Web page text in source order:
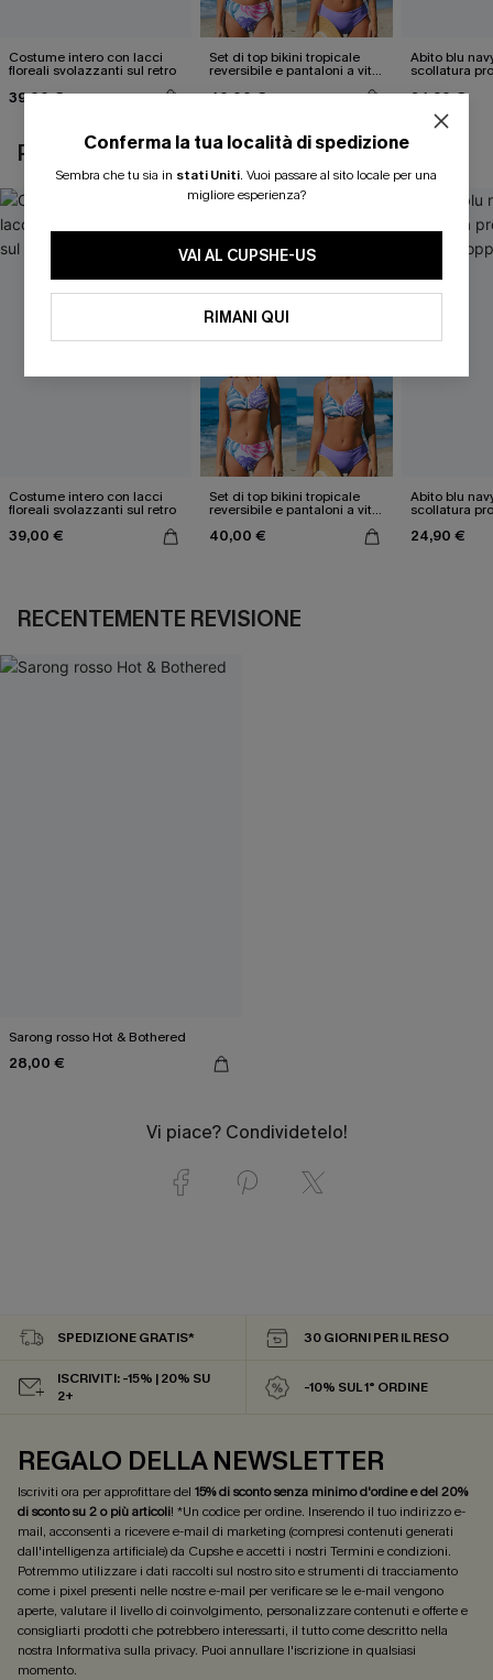
Costume intero con lacci
floreali svolazzanti sul retro
39,00 €
Set di top bikini tropicale
reversibile e pantaloni a vita
40,00 €
Abito blu
scollatura
24,90 €
POTREBBE INTERESSARTI ANCHE
Costume intero con lacci
floreali svolazzanti sul retro
39,00 €
Set di top bikini tropicale
reversibile e pantaloni a vita
40,00 €
Abito blu
scollatura
24,90 €
RECENTEMENTE REVISIONE
Sarong rosso Hot & Bothered
28,00 €
Vi piace? Condividetelo!
Conferma la tua località di spedizione
Sembra che tu sia in stati Uniti. Vuoi passare al sito locale per una
migliore esperienza?
VAI AL CUPSHE-US
RIMANI QUI
SPEDIZIONE GRATIS* 30 GIORNI PER IL RESO
ISCRIVITI: -15% | 20% SU
2+
-10% SUL 1° ORDINE
REGALO DELLA NEWSLETTER
Iscriviti ora per approfittare del 15% di sconto senza minimo d'ordine e del 20%
di sconto su 2 o più articoli! *Un codice per ordine. Inserendo il tuo indirizzo e-
mail, acconsenti a ricevere e-mail di marketing (compresi contenuti generati
dall'intelligenza artificiale) da Cupshe e accetti i nostri Termini e condizioni.
Potremmo utilizzare i dati raccolti sul nostro sito e strumenti di tracciamento
come i pixel presenti nelle nostre e-mail per verificare se le e-mail vengono
aperte, valutare il livello di coinvolgimento, personalizzare contenuti e offerte e
consigliarti prodotti che potrebbero interessarti, il tutto come descritto nella
nostra Informativa sulla privacy. Puoi annullare l'iscrizione in qualsiasi
momento.